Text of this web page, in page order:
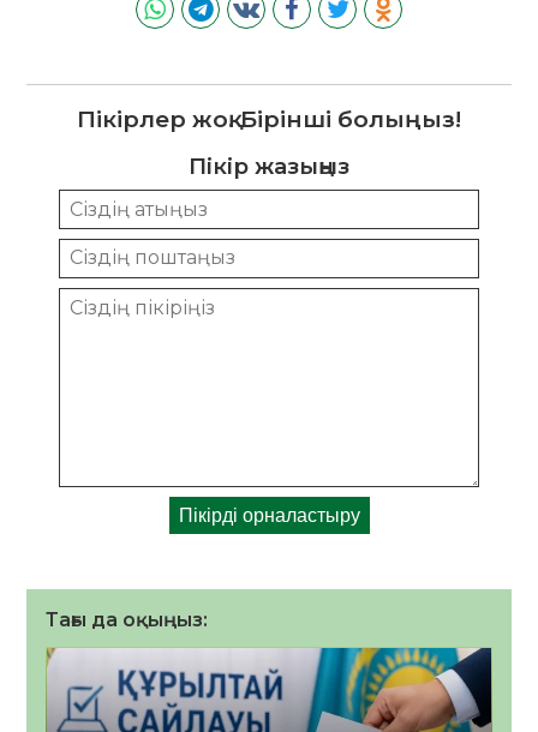
Пікірлер жоқ. Бірінші болыңыз!
Пікір жазыңыз
Тағы да оқыңыз: